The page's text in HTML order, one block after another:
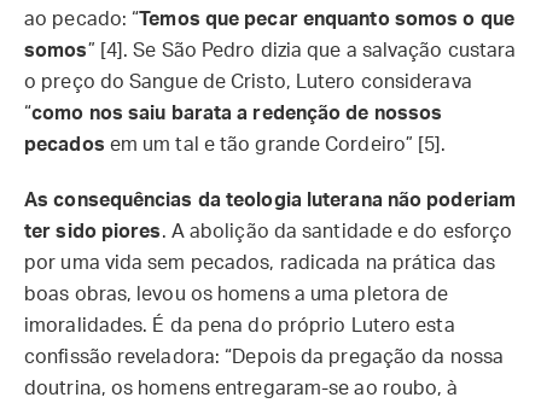
ao pecado: “Temos que pecar enquanto somos o que
somos” [4]. Se São Pedro dizia que a salvação custara
o preço do Sangue de Cristo, Lutero considerava
“como nos saiu barata a redenção de nossos
pecados em um tal e tão grande Cordeiro” [5].
As consequências da teologia luterana não poderiam
ter sido piores. A abolição da santidade e do esforço
por uma vida sem pecados, radicada na prática das
boas obras, levou os homens a uma pletora de
imoralidades. É da pena do próprio Lutero esta
confissão reveladora: “Depois da pregação da nossa
doutrina, os homens entregaram-se ao roubo, à